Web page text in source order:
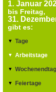
1. Januar
bis Freitag,
31.
gibt es:
▼ Tage
▼ Arbeitstage
▼
▼ Feiertage